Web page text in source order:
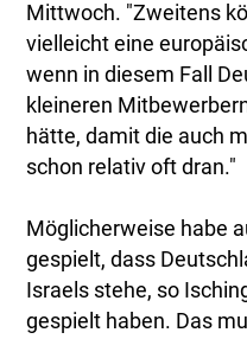
Mittwoch. "Zweitens
vielleicht eine
wenn in diesem Fall
kleineren
hätte, damit die auch
schon relativ oft dran."
Möglicherweise habe
gespielt, dass
Israels stehe, so
gespielt haben. Das